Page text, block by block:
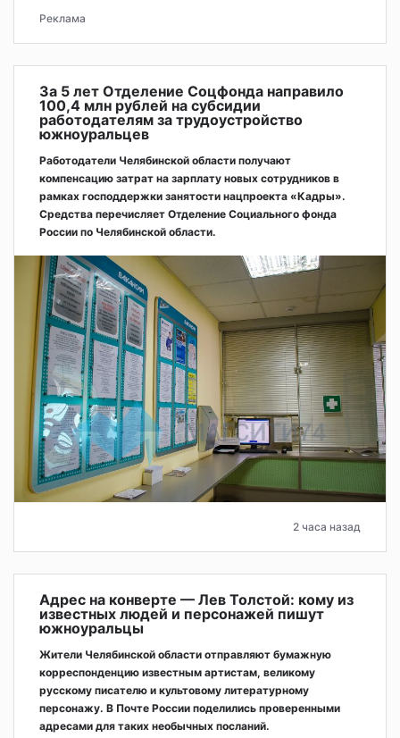
Реклама
За 5 лет Отделение Соцфонда направило
100,4 млн рублей на субсидии
работодателям за трудоустройство
южноуральцев
Работодатели Челябинской области получают
компенсацию затрат на зарплату новых сотрудников в
рамках господдержки занятости нацпроекта «Кадры».
Средства перечисляет Отделение Социального фонда
России по Челябинской области.
2 часа назад
Адрес на конверте — Лев Толстой: кому из
известных людей и персонажей пишут
южноуральцы
Жители Челябинской области отправляют бумажную
корреспонденцию известным артистам, великому
русскому писателю и культовому литературному
персонажу. В Почте России поделились проверенными
адресами для таких необычных посланий.